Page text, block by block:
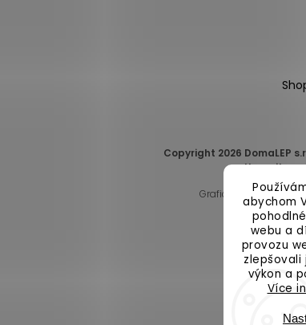
abychom
webu a
provozu
zlepšovali
výkon a
Více
Copyright 2026 DomaLEP
Upravit
Grafický návrh